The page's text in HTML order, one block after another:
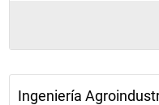
Ingeniería